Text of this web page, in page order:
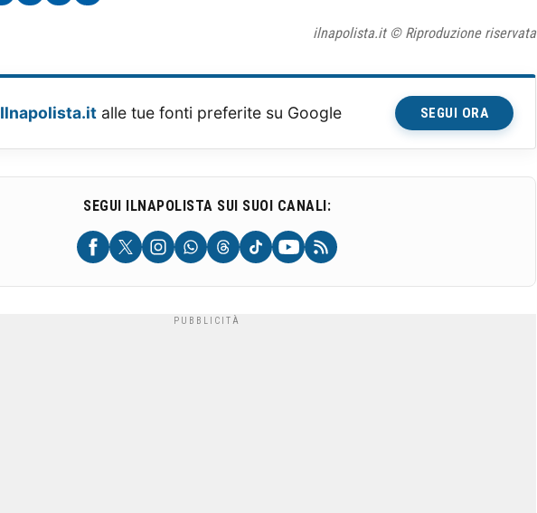
ilnapolista.it © Riproduzione riservata
Ilnapolista.it alle tue fonti preferite su Google SEGUI ORA
SEGUI ILNAPOLISTA SUI SUOI CANALI: